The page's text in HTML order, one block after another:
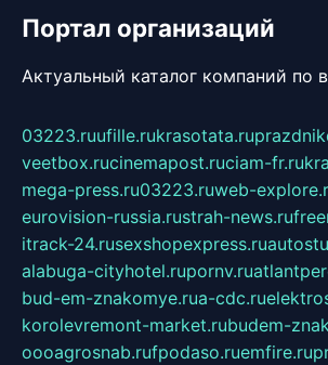
Портал организаций
Актуальный каталог компаний по
03223.ruufille.rukrasotata.ru
veetbox.rucinemapost.ruciam-fr.ru
mega-press.ru03223.ruweb-
eurovision-russia.rustrah-news.ru
itrack-24.rusexshopexpress.ru
alabuga-cityhotel.rupornv.ru
bud-em-znakomye.rua-cdc.ru
korolevremont-market.rubudem-
oooagrosnab.rufpodaso.ruemfire.ru